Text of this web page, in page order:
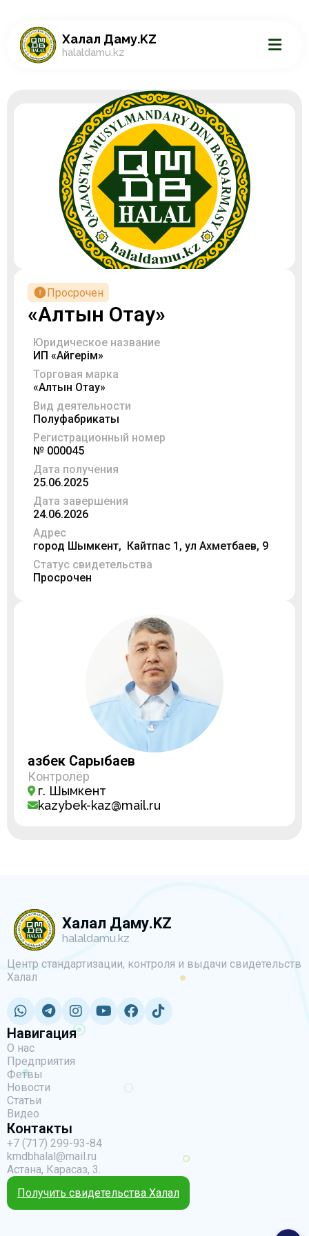
Халал Даму.KZ
halaldamu.kz
Просрочен
«Алтын Оқтау»
Юридическое название
ИП «Айгерім»
Торговая марка
«Алтын Оқтау»
Вид деятельности
Полуфабрикаты
Регистрационный номер
№ 000045
Дата получения
25.06.2025
Дата завершения
24.06.2026
Адрес
город Шымкент, Кайтпас 1, ул Ахметбаев, 9
Статус свидетельства
Просрочен
Қазбек Сарыбаев
Контролёр
г. Шымкент
kazybek-kaz@mail.ru
Халал Даму.KZ
halaldamu.kz
Центр стандартизации, контроля и выдачи свидетельств
Халал
Навигация
О нас
Предприятия
Фетвы
Новости
Статьи
Видео
Контакты
+7 (717) 299-93-84
kmdbhalal@mail.ru
Астана, Карасаз, 3.
Получить свидетельства Халал